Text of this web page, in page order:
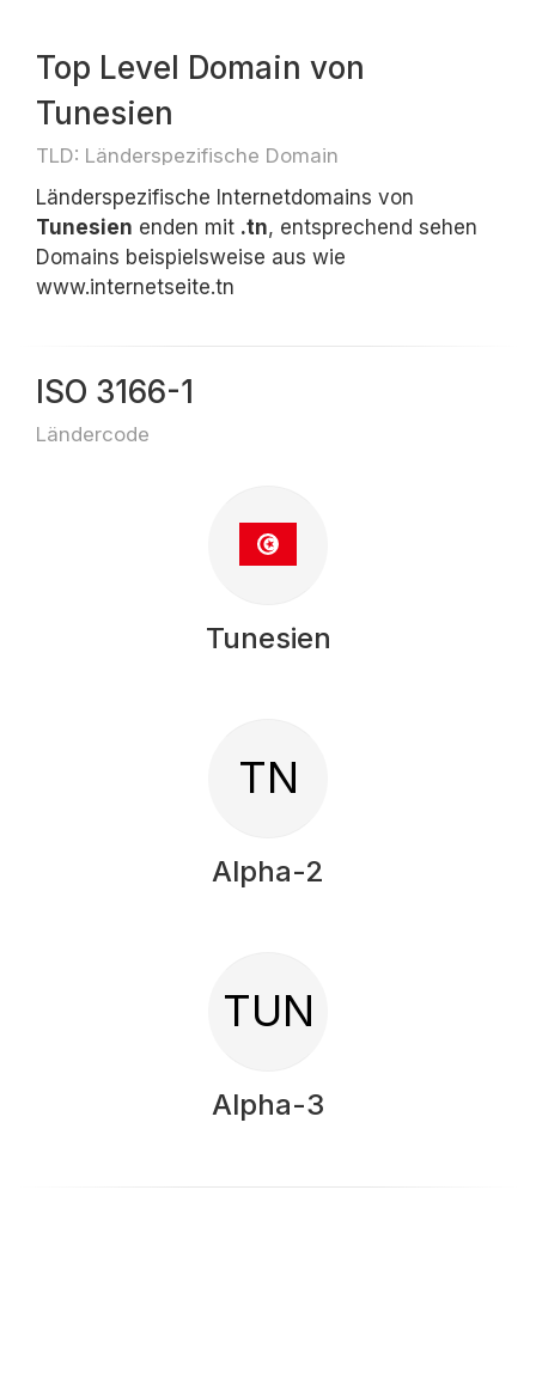
Top Level Domain von
Tunesien
TLD: Länderspezifische Domain
Länderspezifische Internetdomains von
Tunesien enden mit .tn, entsprechend sehen
Domains beispielsweise aus wie
www.internetseite.tn
ISO 3166-1
Ländercode
Tunesien
TN
Alpha-2
TUN
Alpha-3